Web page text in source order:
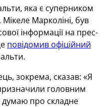
яка є суперником
Марколіні, був
інформації на прес-
повідомив офіційний
зокрема, сказав: «Я
головним
думаю про складне